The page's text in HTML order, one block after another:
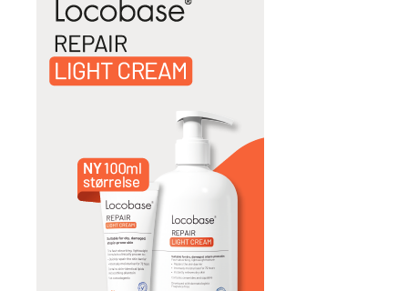
Kartlegging av hudlegetjenesten
Rådgiveren har ordet
Forventninger
PEF Ung
God stemning på årets ungdomskonferanse
PEF Rundt
Vi og helsa vår
Ei fin og innholdsrik helg
Besøk fra Sør-Varanger
Videoer om hodebunnsplager
Østlandskonferansen 2025